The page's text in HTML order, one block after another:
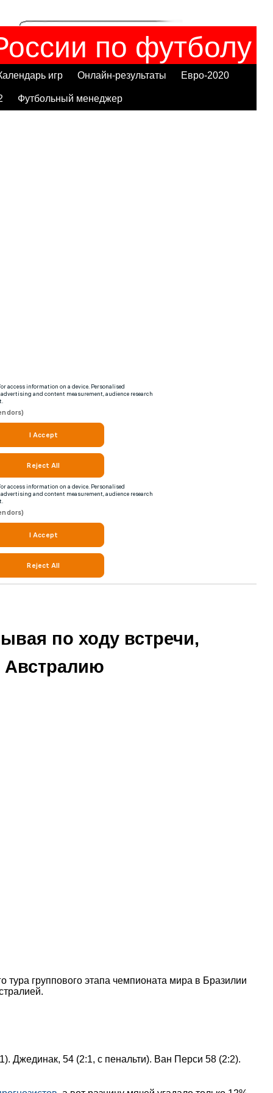
по футболу
игр Онлайн-результаты Евро-2020
Футбольный менеджер
по ходу встречи,
Австралию
тура группового этапа чемпионата мира в Бразилии
Джединак, 54 (2:1, с пенальти). Ван Перси 58 (2:2).